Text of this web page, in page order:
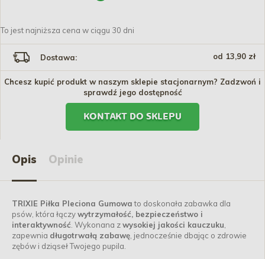
To jest najniższa cena w ciągu 30 dni
Dostawa: od 13,90 zł
Chcesz kupić produkt w naszym sklepie stacjonarnym? Zadzwoń i
sprawdź jego dostępność
KONTAKT DO SKLEPU
Opis Opinie
TRIXIE Piłka Pleciona Gumowato doskonała zabawka dla
psów, która łączywytrzymałość, bezpieczeństwo i
interaktywność . Wykonana zwysokiej jakości kauczuku
zapewnia długotrwałą zabawę , jednocześnie dbając o zdrowie
zębów i dziąseł Twojego pupila.